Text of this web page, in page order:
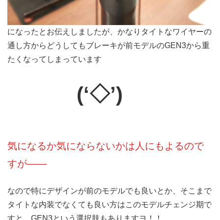
になったとお伝えしましたが、かなりタイトなワイヤーの
通し方からどうしてもブレーキが前モデルのGEN3から重
たくなってしまっています
(‘◇’)ゞ
気になるか気にならないかは人にもよるので
すが――
なので特にデザインが前のモデルでも良いとか、そこまで
タイトな内装でなくても良い方はこのモデルチェンジ期で